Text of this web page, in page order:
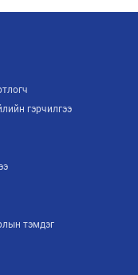
гэрчилгээ
тэмдэг